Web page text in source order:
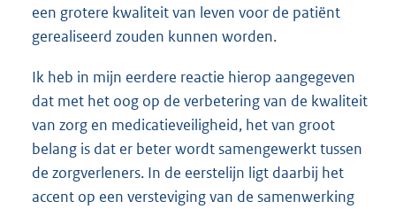
een grotere kwaliteit van leven voor de patiënt
gerealiseerd zouden kunnen worden.
Ik heb in mijn eerdere reactie hierop aangegeven
dat met het oog op de verbetering van de kwaliteit
van zorg en medicatieveiligheid, het van groot
belang is dat er beter wordt samengewerkt tussen
de zorgverleners. In de eerstelijn ligt daarbij het
accent op een versteviging van de samenwerking